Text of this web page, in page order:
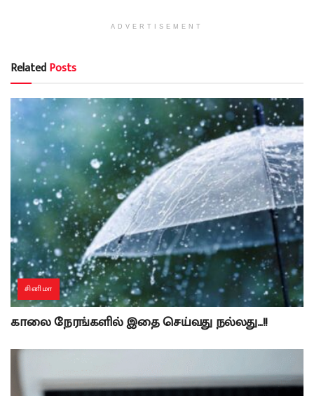
ADVERTISEMENT
RelatedPosts
சினிமா
காலை நேரங்களில் இதை செய்வது நல்லது…!!